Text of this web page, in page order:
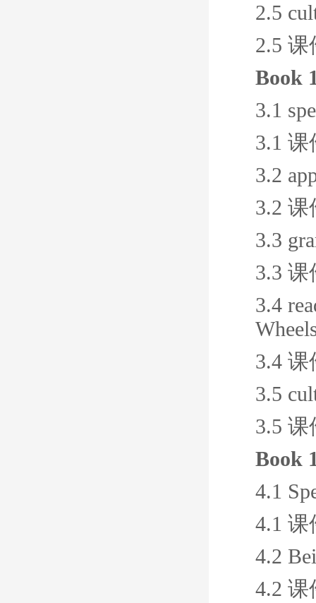
2.5
2.5 课
Book
3.1
3.1 课
3.2
3.2 课
3.3
3.3 课
3.4
3.4 课
3.5
3.5 课
Book
4.1
4.1 课
4.2
4.2 课